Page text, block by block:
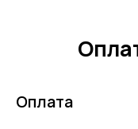
Оплата